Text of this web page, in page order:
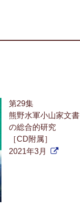
第29集
熊野水軍小山家文書
の総合的研究
［CD附属］
2021年3月